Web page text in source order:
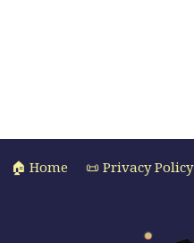
🏠 Home 📜 Privacy Policy